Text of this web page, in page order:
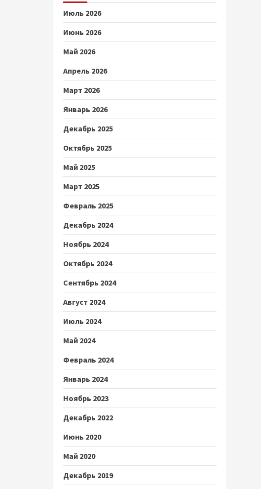
Июль 2026
Июнь 2026
Май 2026
Апрель 2026
Март 2026
Январь 2026
Декабрь 2025
Октябрь 2025
Май 2025
Март 2025
Февраль 2025
Декабрь 2024
Ноябрь 2024
Октябрь 2024
Сентябрь 2024
Август 2024
Июль 2024
Май 2024
Февраль 2024
Январь 2024
Ноябрь 2023
Декабрь 2022
Июнь 2020
Май 2020
Декабрь 2019